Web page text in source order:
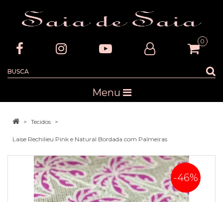
0
Menu
Tecidos
Laise Rechilieu Pink e Natural Bordada com Palmeiras
-46%